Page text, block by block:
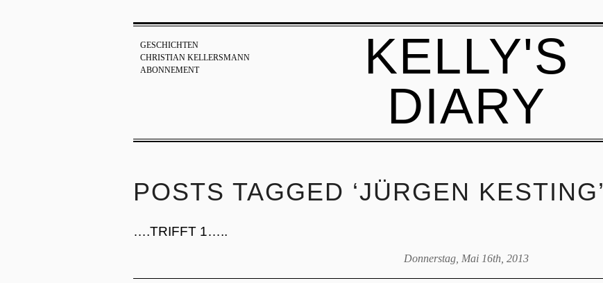
GESCHICHTEN
CHRISTIAN KELLERSMANN
ABONNEMENT
KELLY'S
DIARY
POSTS TAGGED ‘JÜRGEN KESTING’
….TRIFFT 1…..
Donnerstag, Mai 16th, 2013